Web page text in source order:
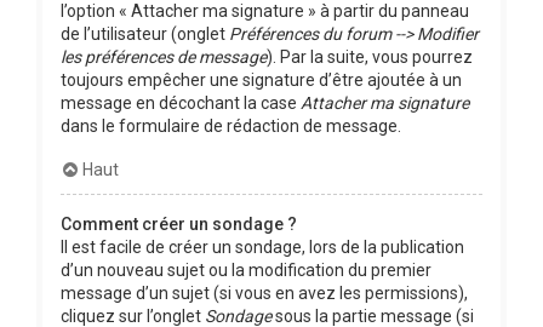
l’option « Attacher ma signature » à partir du panneau
de l’utilisateur (onglet Préférences du forum --> Modifier
les préférences de message). Par la suite, vous pourrez
toujours empêcher une signature d’être ajoutée à un
message en décochant la case Attacher ma signature
dans le formulaire de rédaction de message.
Haut
Comment créer un sondage ?
Il est facile de créer un sondage, lors de la publication
d’un nouveau sujet ou la modification du premier
message d’un sujet (si vous en avez les permissions),
cliquez sur l’onglet Sondagesous la partie message (si